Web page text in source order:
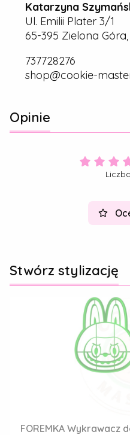
Katarzyna
Ul. Emilii Plater 3/1
65-395 Zielona
737728276
shop@cookie-
Opinie
Stwórz stylizację
FOREMKA Wykrawacz